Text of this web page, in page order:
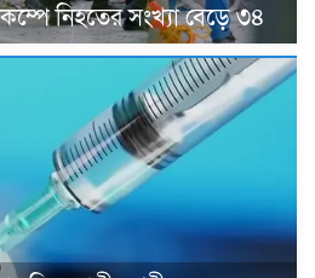
নিহতের সংখ্যা বেড়ে ৩৪